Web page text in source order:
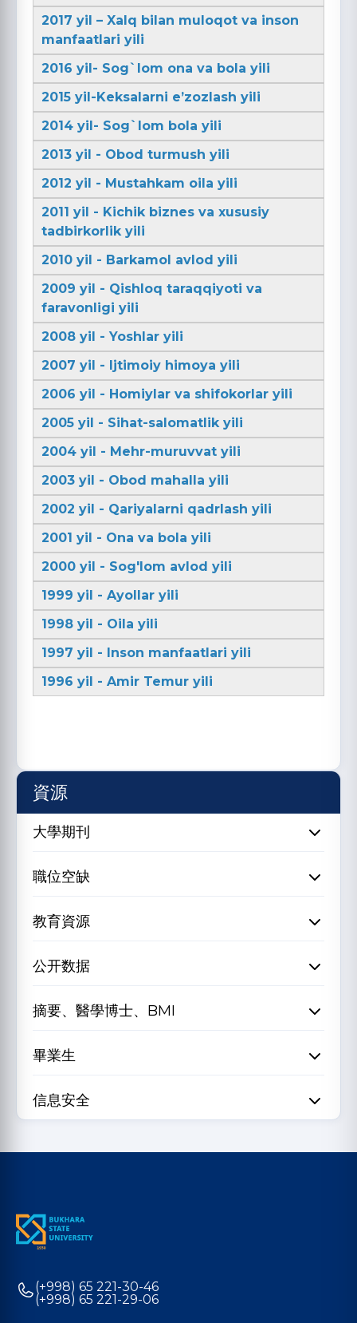
2017 yil – Xalq bilan muloqot va inson
manfaatlari yili
2016 yil- Sog`lom ona va bola yili
2015 yil-Keksalarni e’zozlash yili
2014 yil- Sog`lom bola yili
2013 yil - Obod turmush yili
2012 yil - Mustahkam oila yili
2011 yil - Kichik biznes va xususiy
tadbirkorlik yili
2010 yil - Barkamol avlod yili
2009 yil - Qishloq taraqqiyoti va
faravonligi yili
2008 yil - Yoshlar yili
2007 yil - Ijtimoiy himoya yili
2006 yil - Homiylar va shifokorlar yili
2005 yil - Sihat-salomatlik yili
2004 yil - Mehr-muruvvat yili
2003 yil - Obod mahalla yili
2002 yil - Qariyalarni qadrlash yili
2001 yil - Ona va bola yili
2000 yil - Sog'lom avlod yili
1999 yil - Ayollar yili
1998 yil - Oila yili
1997 yil - Inson manfaatlari yili
1996 yil - Amir Temur yili
資源
大學期刊
職位空缺
教育資源
公开数据
摘要、醫學博士、BMI
畢業生
信息安全
(+998) 65 221-30-46
(+998) 65 221-29-06